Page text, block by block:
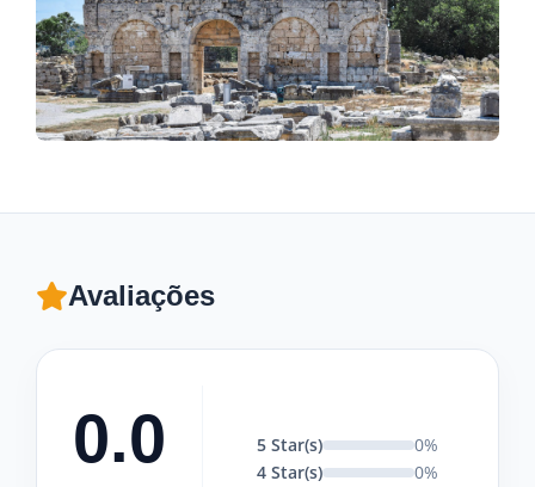
Avaliações
0.0 5 Star(s)
0%
4 Star(s)
0%